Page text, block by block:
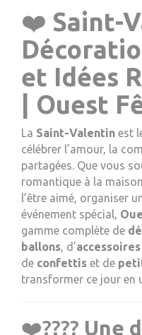
❤️ Saint-
et Idées
| Ouest
La Saint-Valentin est
célébrer l’amour, la
partagées. Que vous
romantique à la
l’être aimé, organiser
événement spécial,
gamme complète de
ballons, d’
de confettis et de
transformer ce jour en
❤️‍???? Une